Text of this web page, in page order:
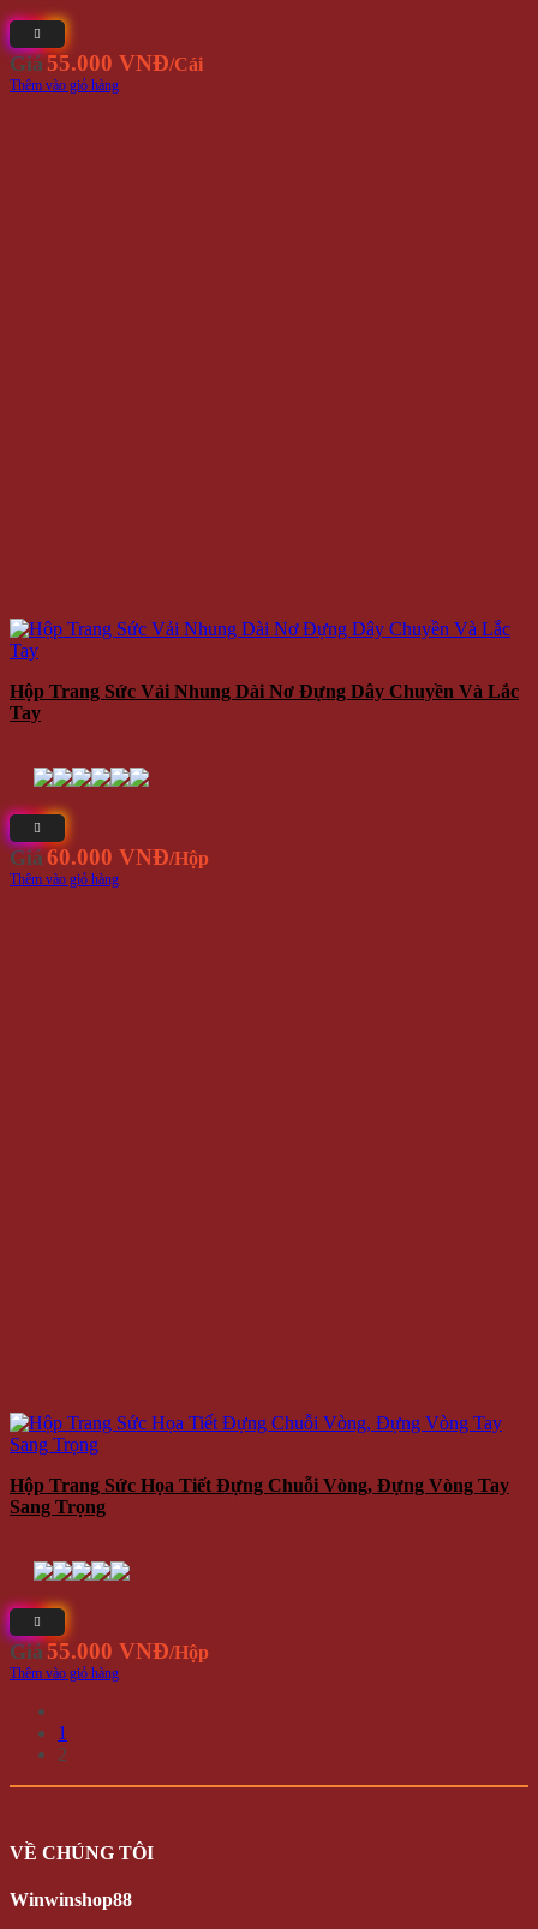
Giá55.000 VNĐ/Cái
Thêm vào giỏ hàng
Hộp Trang Sức Vải Nhung Dài Nơ Đựng Dây Chuyền Và Lắc
Tay
Giá60.000 VNĐ/Hộp
Thêm vào giỏ hàng
Hộp Trang Sức Họa Tiết Đựng Chuỗi Vòng, Đựng Vòng Tay
Sang Trọng
Giá55.000 VNĐ/Hộp
Thêm vào giỏ hàng
1
2
VỀ CHÚNG TÔI
Winwinshop88